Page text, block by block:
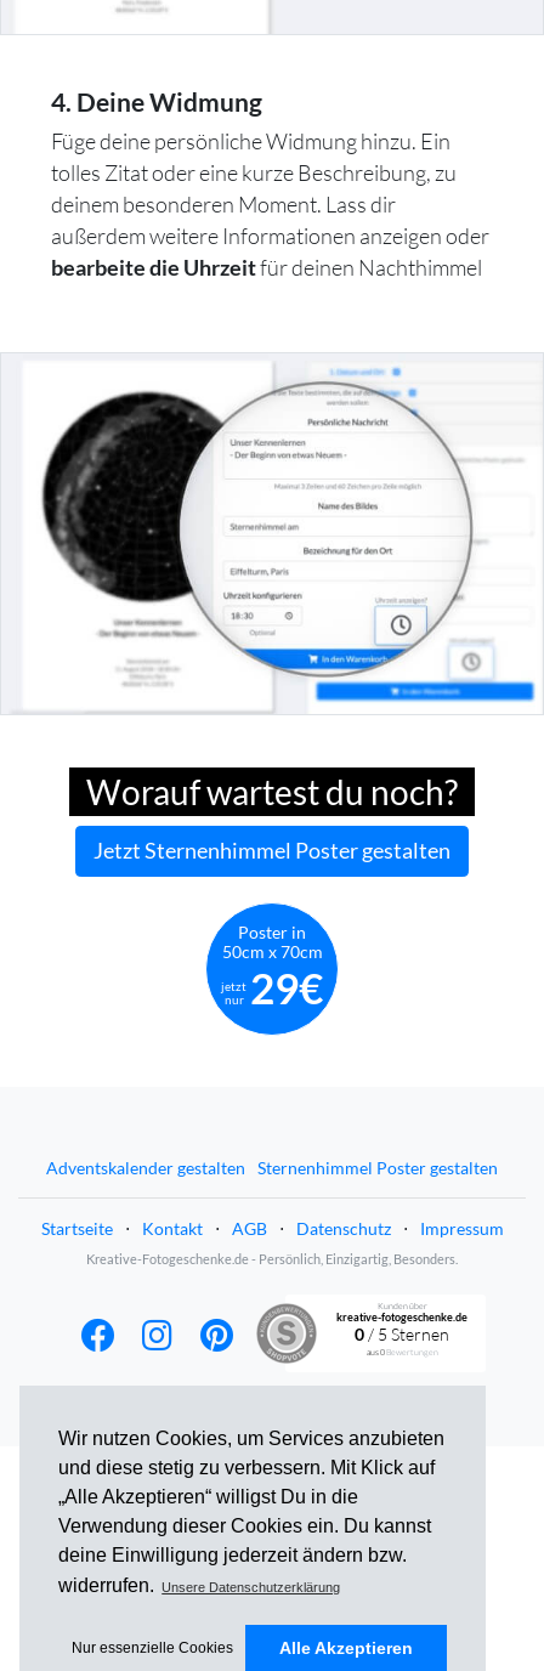
Wir nutzen Cookies, um Services anzubieten
und diese stetig zu verbessern. Mit Klick auf
„Alle Akzeptieren“ willigst Du in die
Verwendung dieser Cookies ein. Du kannst
deine Einwilligung jederzeit ändern bzw.
widerrufen.
Unsere Datenschutzerklärung
Nur essenzielle Cookies Alle Akzeptieren
4. Deine Widmung
Füge deine persönliche Widmung hinzu. Ein
tolles Zitat oder eine kurze Beschreibung, zu
deinem besonderen Moment. Lass dir
außerdem weitere Informationen anzeigen oder
bearbeite die Uhrzeitfür deinen Nachthimmel
Worauf wartest du noch?
Jetzt Sternenhimmel Poster gestalten
Poster in
50cm x 70cm
jetzt
nur 29€
Adventskalender gestalten Sternenhimmel Poster gestalten
Startseite ⋅ Kontakt ⋅ AGB ⋅ Datenschutz ⋅ Impressum
Kreative-Fotogeschenke.de - Persönlich, Einzigartig, Besonders.
Kunden über
kreative-fotogeschenke.de
0 / 5 Sternen
aus0Bewertungen